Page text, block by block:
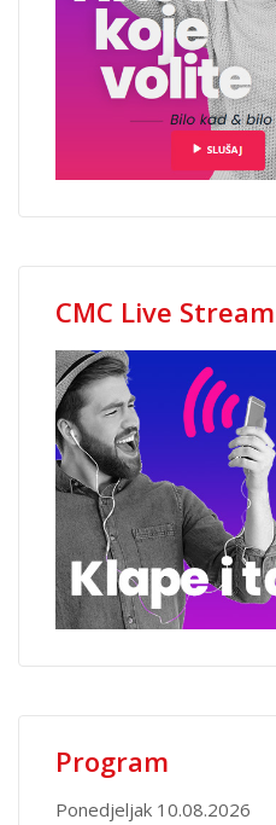
CMC Live Stream
Program
Ponedjeljak 10.08.2026